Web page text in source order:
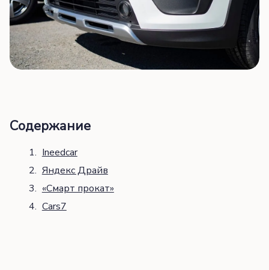
Содержание
Ineedcar
Яндекс Драйв
«Смарт прокат»
Cars7